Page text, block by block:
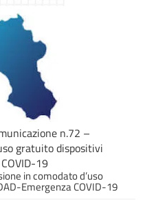
n.72 –
gratuito dispositivi
19
in comodato d’uso
Emergenza COVID-19